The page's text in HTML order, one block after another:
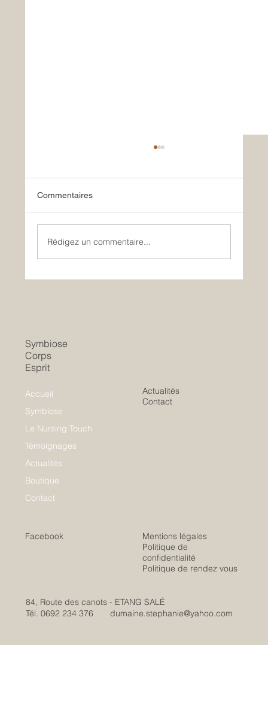
Commentaires
Rédigez un commentaire...
Symbiose
Corps
Esprit
Accueil
Symbiose
Le Nursing Touch
Témoignages
Actualités
Boutique
Contact
Actualités
Contact
Mentions légales
Politique de
confidentialité
Politique de rendez vous
Facebook
84, Route des canots - ETANG SALÉ
Tél. 0692 234 376
dumaine.stephanie@yahoo.com